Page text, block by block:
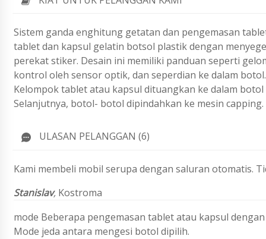
Sistem ganda enghitung getatan dan pengemasan
tablet dan kapsul gelatin botsol plastik dengan
perekat stiker. Desain ini memiliki panduan seperti
kontrol oleh sensor optik, dan seperdian ke dalam
Kelompok tablet atau kapsul dituangkan ke dalam
Selanjutnya, botol- botol dipindahkan ke mesin capping.
ULASAN PELANGGAN (6)
Kami membeli mobil serupa dengan saluran otomatis.
Stanislav, Kostroma
mode Beberapa pengemasan tablet atau kapsul
Mode jeda antara mengesi botol dipilih.